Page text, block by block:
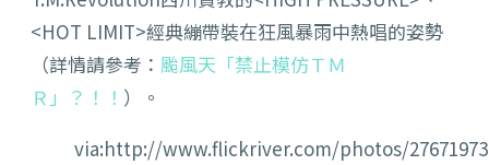
<HOT LIMIT>經典繃帶裝在狂風暴雨中熱唱的姿勢
（詳情請參考： 颱風天「禁止模仿ＴＭ
Ｒ」？！！ ）。
via:http://www.flickriver.com/photos/